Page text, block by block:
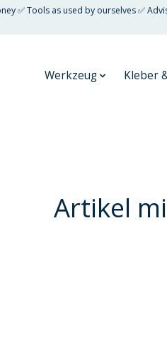
✅ Tools as used by ourselves ✅
Werkzeug Kleber
Artikel